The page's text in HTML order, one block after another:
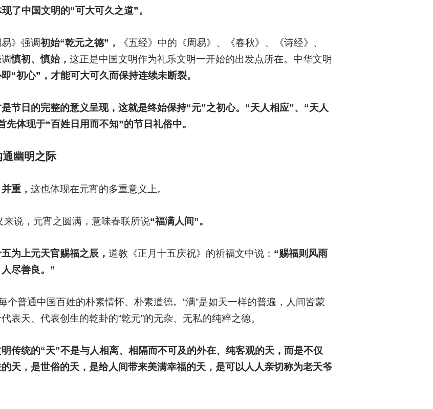
了中国文明的“可大可久之道”。
易》强调初始“乾元之德”，
《五经》中的《周易》、《春秋》、《诗经》、
慎初、慎始， 这正是中国文明作为礼乐文明一开始的出发点所在。中华文明
“初心”，才能可大可久而保持连续未断裂。
节日的完整的意义呈现，这就是终始保持“元”之初心。“天人相应”、“天人
体现于“百姓日用而不知”的节日礼俗中。
通幽明之际
重， 这也体现在元宵的多重意义上。
来说，元宵之圆满，意味春联所说“福满人间”。
为上元天官赐福之辰， 道教《正月十五庆祝》的祈福文中说： “赐福则风雨
尽善良。”
个普通中国百姓的朴素情怀、朴素道德。“满”是如天一样的普遍，人间皆蒙
表天、代表创生的乾卦的“乾元”的无杂、无私的纯粹之德。
传统的“天”不是与人相离、相隔而不可及的外在、纯客观的天，而是不仅
天，是世俗的天，是给人间带来美满幸福的天，是可以人人亲切称为老天爷